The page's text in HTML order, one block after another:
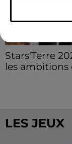
Stars'Terre
les ambitions
LES JEUX